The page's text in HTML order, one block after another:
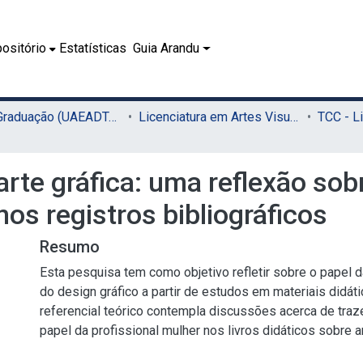
Estatísticas Guia Arandu
02.1 - Graduação (UAEADTec) Licenciatura em Artes Visuais (UAEADTec)
gráfica: uma reflexão
registros bibliográficos
Resumo
Esta pesquisa tem como objetivo refletir sobre o papel
do design gráfico a partir de estudos em materiais
referencial teórico contempla discussões acerca de
papel da profissional mulher nos livros didáticos sobre